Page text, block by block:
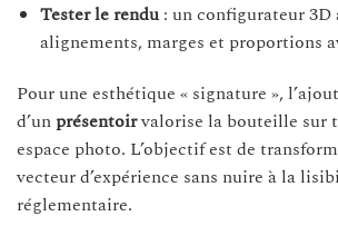
Tester le rendu: un configurateur 3D
alignements, marges et proportions
Pour une esthétique « signature »,
d’un présentoirvalorise la bouteille sur
espace photo. L’objectif est de
vecteur d’expérience sans nuire à la
réglementaire.